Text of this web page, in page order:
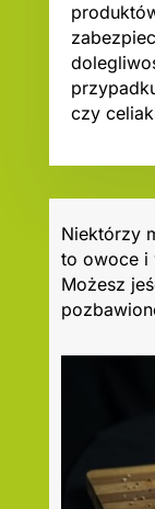
czy
Niektórzy
to owoce i
Możesz